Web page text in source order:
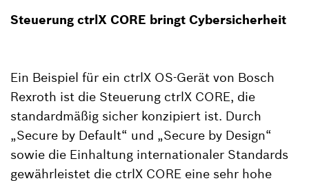
Steuerung ctrlX CORE bringt Cybersicherheit
Ein Beispiel für ein ctrlX OS-Gerät von Bosch
Rexroth ist die Steuerung ctrlX CORE, die
standardmäßig sicher konzipiert ist. Durch
„Secure by Default“ und „Secure by Design“
sowie die Einhaltung internationaler Standards
gewährleistet die ctrlX CORE eine sehr hohe